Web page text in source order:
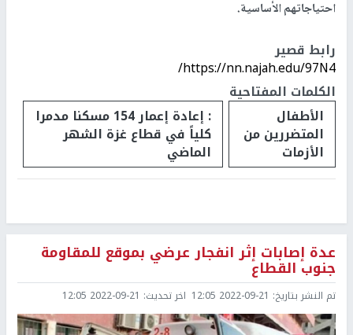
احتياجاتهم الأساسية.
رابط قصير
https://nn.najah.edu/97N4/
الكلمات المفتاحية
الأطفال
المتضررين من
الأزمات
: إعادة إعمار 154 مسكنا مدمرا
كلياً في قطاع غزة الشهر
الماضي
عدة إصابات إثر انفجار عرضي بموقع للمقاومة
جنوب القطاع
تم النشر بتاريخ: 2022-09-21 12:05 اخر تحديث: 2022-09-21 12:05